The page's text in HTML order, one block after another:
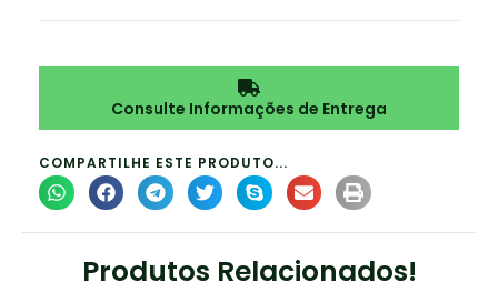
Consulte Informações de Entrega
COMPARTILHE ESTE PRODUTO...
Produtos Relacionados!